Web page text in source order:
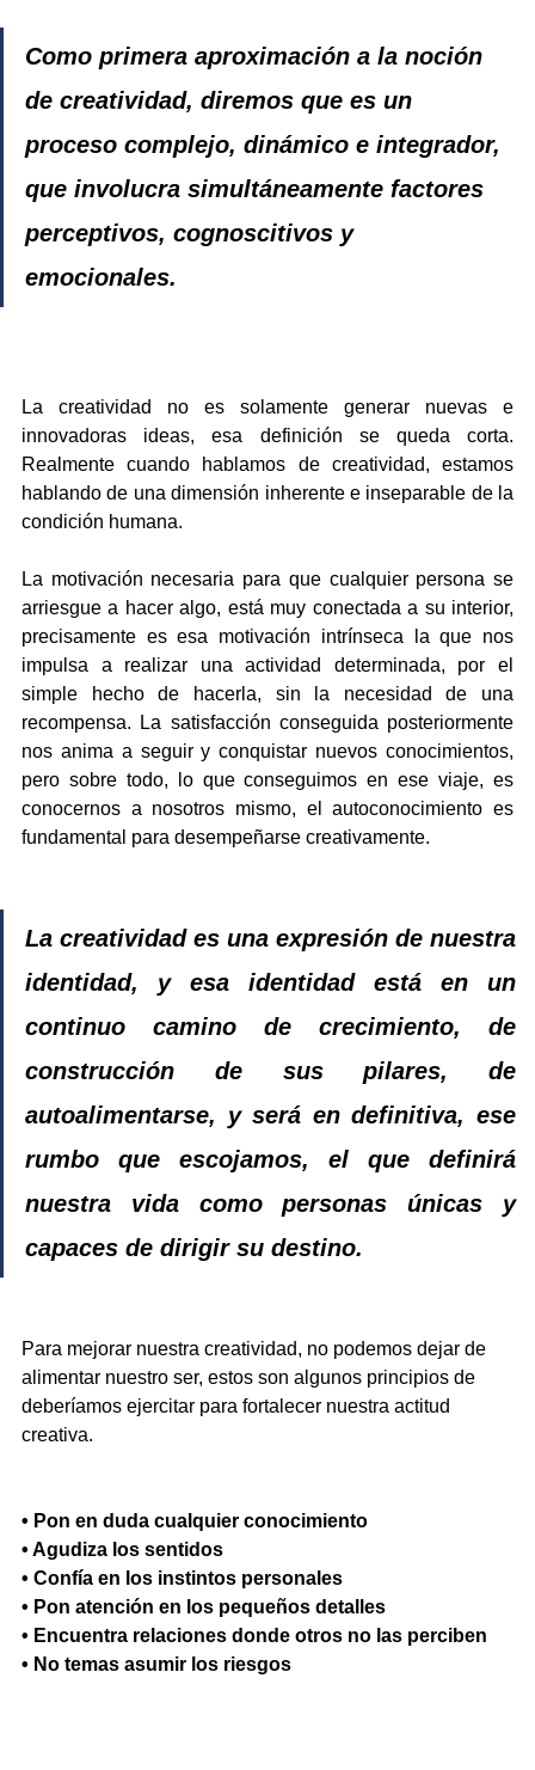
Como primera aproximación a la noción
de creatividad, diremos que es un
proceso complejo, dinámico e integrador,
que involucra simultáneamente factores
perceptivos, cognoscitivos y
emocionales.
La creatividad no es solamente generar nuevas e
innovadoras ideas, esa definición se queda corta.
Realmente cuando hablamos de creatividad, estamos
hablando de una dimensión inherente e inseparable de la
condición humana.
La motivación necesaria para que cualquier persona se
arriesgue a hacer algo, está muy conectada a su interior,
precisamente es esa motivación intrínseca la que nos
impulsa a realizar una actividad determinada, por el
simple hecho de hacerla, sin la necesidad de una
recompensa. La satisfacción conseguida posteriormente
nos anima a seguir y conquistar nuevos conocimientos,
pero sobre todo, lo que conseguimos en ese viaje, es
conocernos a nosotros mismo, el autoconocimiento es
fundamental para desempeñarse creativamente.
La creatividad es una expresión de nuestra
identidad, y esa identidad está en un
continuo camino de crecimiento, de
construcción de sus pilares, de
autoalimentarse, y será en definitiva, ese
rumbo que escojamos, el que definirá
nuestra vida como personas únicas y
capaces de dirigir su destino.
Para mejorar nuestra creatividad, no podemos dejar de
alimentar nuestro ser, estos son algunos principios de
deberíamos ejercitar para fortalecer nuestra actitud
creativa.
• Pon en duda cualquier conocimiento
• Agudiza los sentidos
• Confía en los instintos personales
• Pon atención en los pequeños detalles
• Encuentra relaciones donde otros no las perciben
• No temas asumir los riesgos